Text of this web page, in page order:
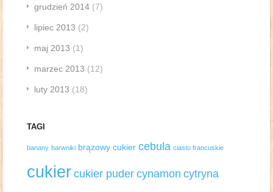
grudzień 2014 (7)
lipiec 2013 (2)
maj 2013 (1)
marzec 2013 (12)
luty 2013 (18)
TAGI
banany barwniki brązowy cukier cebula ciasto francuskie
cukier cukier puder cynamon cytryna